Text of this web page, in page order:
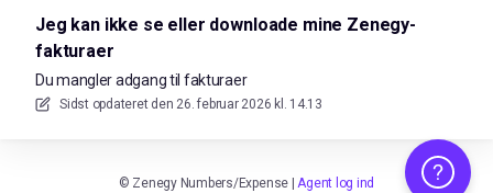
Jeg kan ikke se eller downloade mine Zenegy-
fakturaer
Du mangler adgang til fakturaer
Sidst opdateret den 26. februar 2026 kl. 14.13
© Zenegy Numbers/Expense |Agent log ind
Hjælp